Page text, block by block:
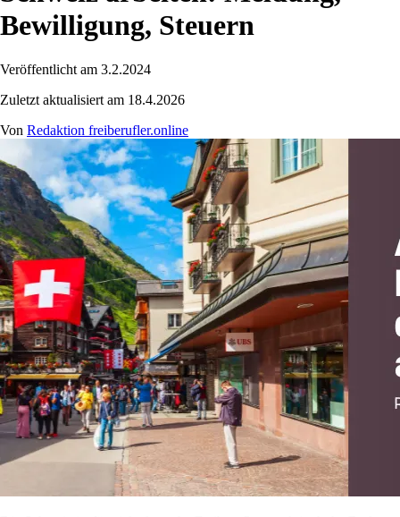
Bewilligung, Steuern
Veröffentlicht am 3.2.2024
Zuletzt aktualisiert am 18.4.2026
Von Redaktion freiberufler.online